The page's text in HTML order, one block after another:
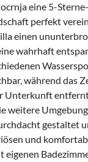
eine 5-
perfekt
einen
wahrhaft
während das
Unterkunft
weitere
gestaltet
und
eigenen